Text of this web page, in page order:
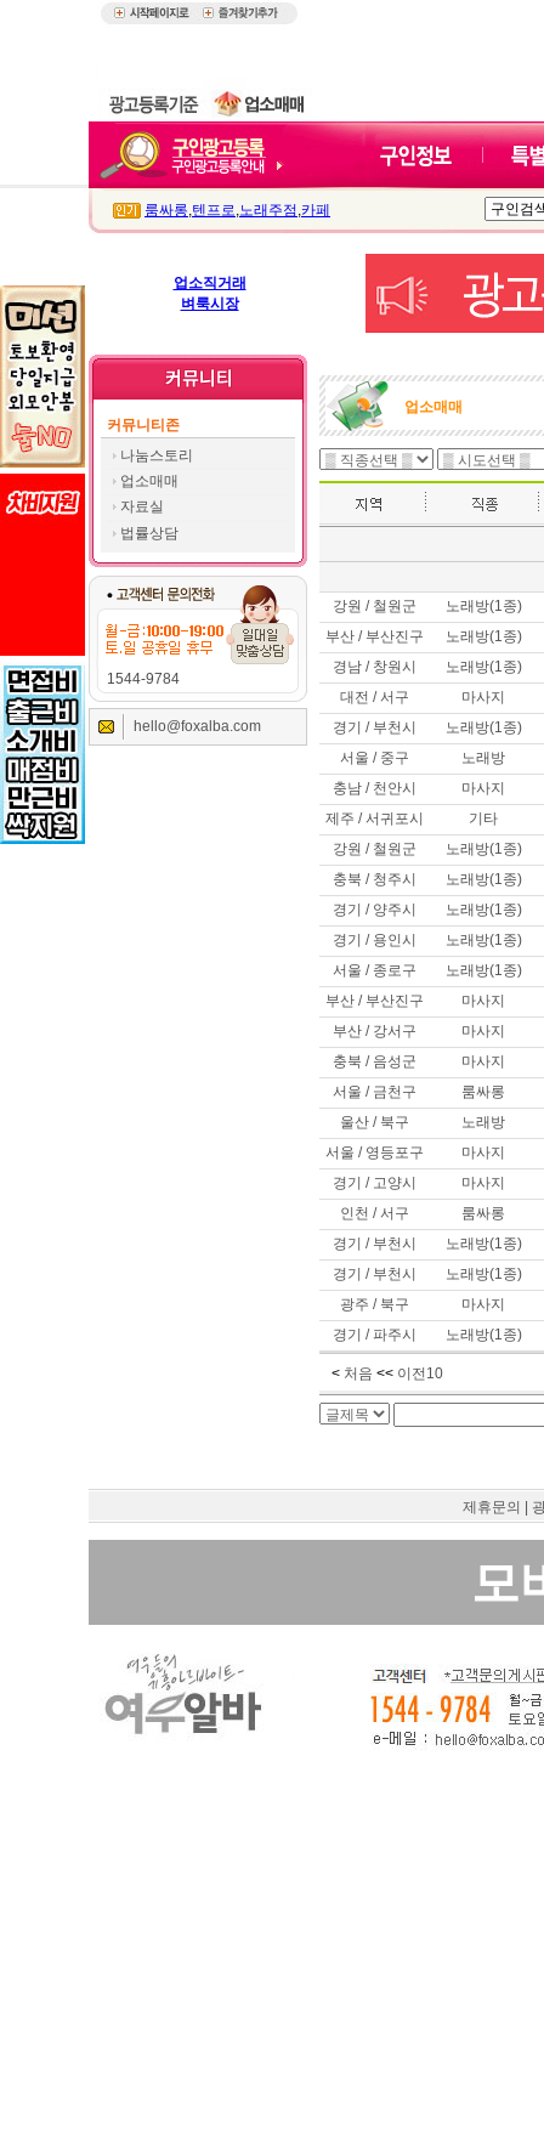
룸싸롱,텐프로,노래주점 ,카페
업소직거래
벼룩시장
커뮤니티존
나눔스토리
업소매매
자료실
법률상담
1544-9784
hello@foxalba.com
업소매매
강원 / 철원군
노래방(1종)
부산 / 부산진구
노래방(1종)
경남 / 창원시
노래방(1종)
대전 / 서구
마사지
경기 / 부천시
노래방(1종)
서울 / 중구
노래방
충남 / 천안시
마사지
제주 / 서귀포시
기타
강원 / 철원군
노래방(1종)
충북 / 청주시
노래방(1종)
경기 / 양주시
노래방(1종)
경기 / 용인시
노래방(1종)
서울 / 종로구
노래방(1종)
부산 / 부산진구
마사지
부산 / 강서구
마사지
충북 / 음성군
마사지
서울 / 금천구
룸싸롱
울산 / 북구
노래방
서울 / 영등포구
마사지
경기 / 고양시
마사지
인천 / 서구
룸싸롱
경기 / 부천시
노래방(1종)
경기 / 부천시
노래방(1종)
광주 / 북구
마사지
경기 / 파주시
노래방(1종)
< 처음 << 이전10
제휴문의
모